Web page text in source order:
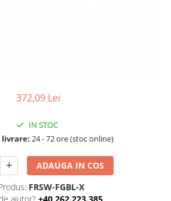
372,09 Lei
IN STOC
livrare: 24 - 72 ore (stoc online)
ADAUGA IN COS
FRSW-FGBL-X